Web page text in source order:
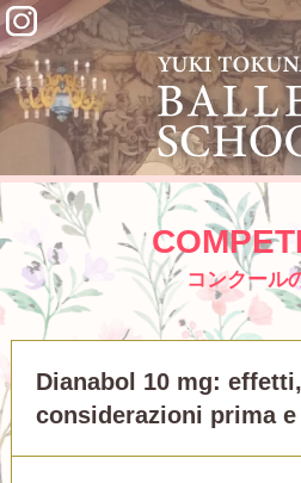
コンクール
Dianabol 10 mg:
considerazioni prima e